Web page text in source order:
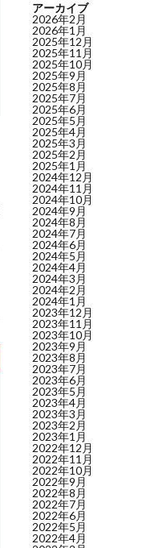
アーカイブ
2026年2月
2026年1月
2025年12月
2025年11月
2025年10月
2025年9月
2025年8月
2025年7月
2025年6月
2025年5月
2025年4月
2025年3月
2025年2月
2025年1月
2024年12月
2024年11月
2024年10月
2024年9月
2024年8月
2024年7月
2024年6月
2024年5月
2024年4月
2024年3月
2024年2月
2024年1月
2023年12月
2023年11月
2023年10月
2023年9月
2023年8月
2023年7月
2023年6月
2023年5月
2023年4月
2023年3月
2023年2月
2023年1月
2022年12月
2022年11月
2022年10月
2022年9月
2022年8月
2022年7月
2022年6月
2022年5月
2022年4月